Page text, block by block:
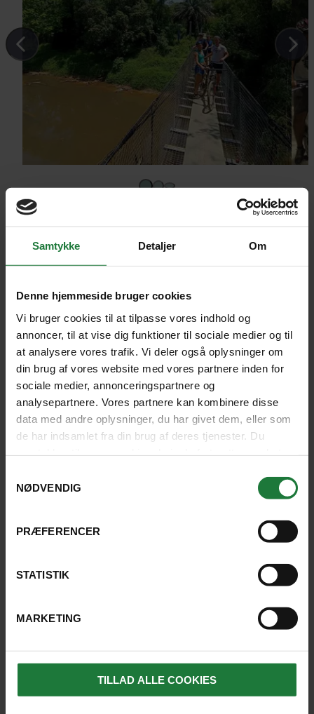
Samtykke Detaljer Om
Denne hjemmeside bruger cookies
Vi bruger cookies til at tilpasse vores indhold og
annoncer, til at vise dig funktioner til sociale medier og til
at analysere vores trafik. Vi deler også oplysninger om
din brug af vores website med vores partnere inden for
sociale medier, annonceringspartnere og
analysepartnere. Vores partnere kan kombinere disse
data med andre oplysninger, du har givet dem, eller som
de har indsamlet fra din brug af deres tjenester. Du
NØDVENDIG
PRÆFERENCER
STATISTIK
MARKETING
TILLAD ALLE COOKIES
Turen har været helt fantastisk med
helt uforglemmelige oplevelser, og vi
er alle 4 enige om, at det er en af de
bedste ferier, vi har været på. En super
ferie, som vi vil huske tilbage på i
REJSER, HVOR UDFLUGTEN ER
MULIG